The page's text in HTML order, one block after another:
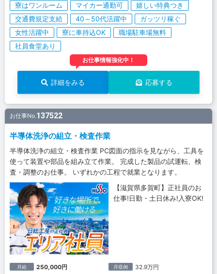
寮はワンルーム マイカー通勤可
嬉しい特典つき
交通費規定支給
40～50代活躍中
ガッツリ稼ぐ
女性活躍中
寮に車持込OK
職場駐車場無料
社員食堂あり
お仕事情報強化中！
詳細をみる 応募する
お仕事No.137522
半導体洗浄の組立・検査作業
半導体洗浄の組立・検査作業 PC図面の指示を見ながら、工具を
使って装置や部品を組み立て作業。 完成した製品の試運転、検
査・調整のお仕事。 いずれかの工程で就業となります。
【滋賀県多賀町】正社員のお
仕事!日勤・土日休み!入寮OK!
月給 250,000円 月収例 32.9万円